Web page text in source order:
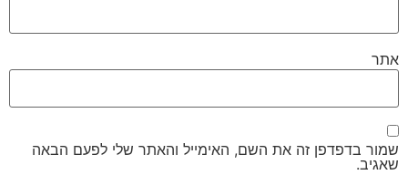
אתר
שמור בדפדפן זה את השם, האימייל והאתר שלי לפעם הבאה
שאגיב.